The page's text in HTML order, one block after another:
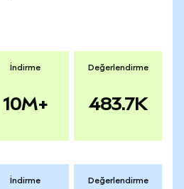
İndirme
10M+
Değerlendirme
483.7K
İndirme Değerlendirme